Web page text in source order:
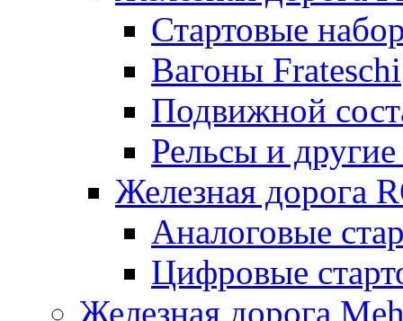
Стартовые
Вагоны Frateschi
Подвижной
Рельсы и
Железная дорога
Аналоговые
Цифровые
Железная дорога